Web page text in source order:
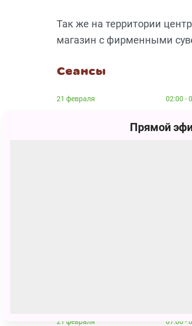
Так же на территории
магазин с фирменными
Сеансы
21 февраля 02:00 -
02:30 -
21 февраля 07:00 -
Прямой